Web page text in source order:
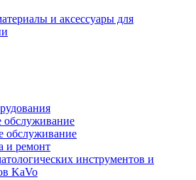
и аксессуары для
обслуживание
обслуживание
и ремонт
инструментов и
KaVo